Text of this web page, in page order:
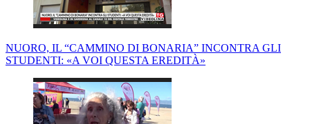
NUORO, IL “CAMMINO DI BONARIA” INCONTRA GLI
STUDENTI: «A VOI QUESTA EREDITÀ»